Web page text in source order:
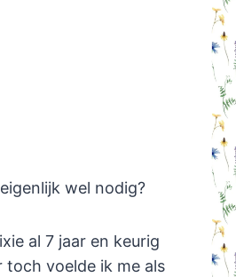
wel nodig?
al 7 jaar en keurig
toch voelde ik me als